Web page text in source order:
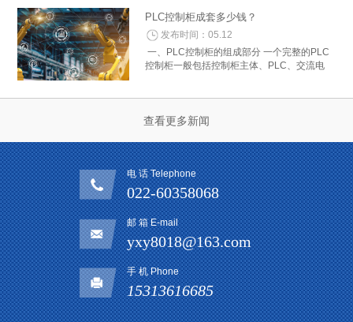
PLC控制柜成套多少钱？
发布时间：05.12
一、PLC控制柜的组成部分 一个完整的PLC
控制柜一般包括控制柜主体、PLC、交流电
查看更多新闻
电 话 Telephone
022-60358068
邮 箱 E-mail
yxy8018@163.com
手 机 Phone
15313616685